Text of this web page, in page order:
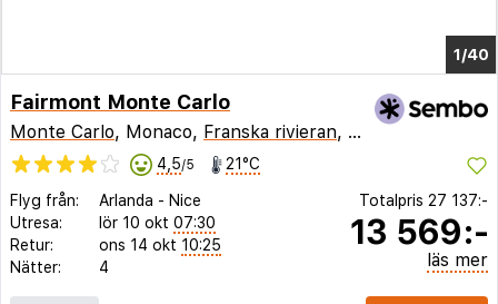
1/34
Fairmont Monte Carlo
Monte Carlo, Monaco, Franska rivieran, Frankrike
4,5/5 21°C
Flyg från: Arlanda - Nice
Utresa:
lör 10 okt 07:30
Retur:
ons 14 okt 10:25
Nätter:
4
Totalpris 27 137:-
13 569:-
läs mer